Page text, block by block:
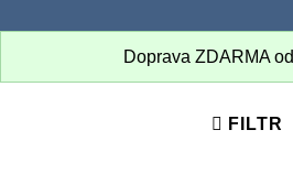
Doprava ZDARMA od
FILTR